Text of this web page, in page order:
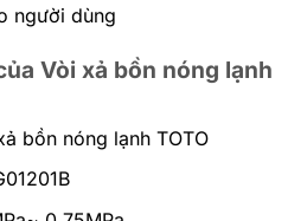
người dùng
Vòi xả bồn nóng lạnh
bồn nóng lạnh TOTO